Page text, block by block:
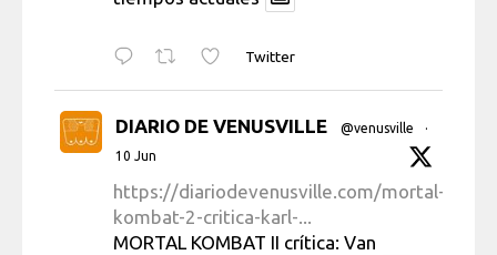
Twitter
DIARIO DE VENUSVILLE @venusville
·
10 Jun
https://diariodevenusville.com/mortal-
kombat-2-critica-karl-...
MORTAL KOMBAT II crítica: Van